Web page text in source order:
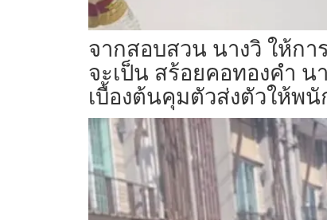
จากสอบสวน นางวิ ให้ก
จะเป็น สร้อยคอทองคำ น
เบื้องต้นคุมตัวส่งตัวให้พ